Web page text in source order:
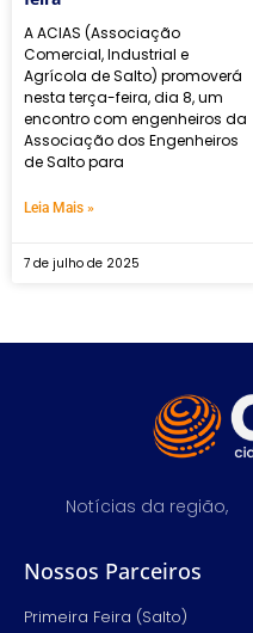
A ACIAS (Associação
Comercial, Industrial e
Agrícola de Salto) promoverá
nesta terça-feira, dia 8, um
encontro com engenheiros da
Associação dos Engenheiros
de Salto para
Leia Mais »
7 de julho de 2025
Notícias da
Nossos Parceiros
Primeira Feira (Salto)